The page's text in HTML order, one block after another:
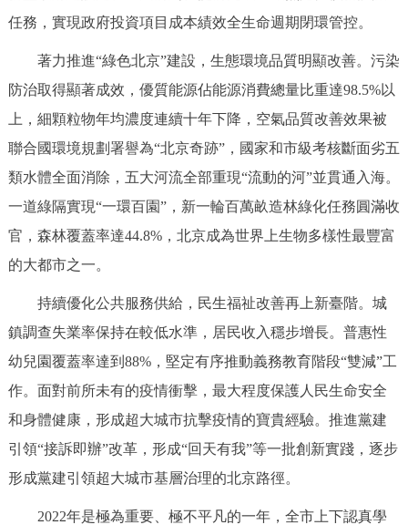
任務，實現政府投資項目成本績效全生命週期閉環管控。
著力推進“綠色北京”建設，生態環境品質明顯改善。污染
防治取得顯著成效，優質能源佔能源消費總量比重達98.5%以
上，細顆粒物年均濃度連續十年下降，空氣品質改善效果被
聯合國環境規劃署譽為“北京奇跡”，國家和市級考核斷面劣五
類水體全面消除，五大河流全部重現“流動的河”並貫通入海。
一道綠隔實現“一環百園”，新一輪百萬畝造林綠化任務圓滿收
官，森林覆蓋率達44.8%，北京成為世界上生物多樣性最豐富
的大都市之一。
持續優化公共服務供給，民生福祉改善再上新臺階。城
鎮調查失業率保持在較低水準，居民收入穩步增長。普惠性
幼兒園覆蓋率達到88%，堅定有序推動義務教育階段“雙減”工
作。面對前所未有的疫情衝擊，最大程度保護人民生命安全
和身體健康，形成超大城市抗擊疫情的寶貴經驗。推進黨建
引領“接訴即辦”改革，形成“回天有我”等一批創新實踐，逐步
形成黨建引領超大城市基層治理的北京路徑。
2022年是極為重要、極不平凡的一年，全市上下認真學